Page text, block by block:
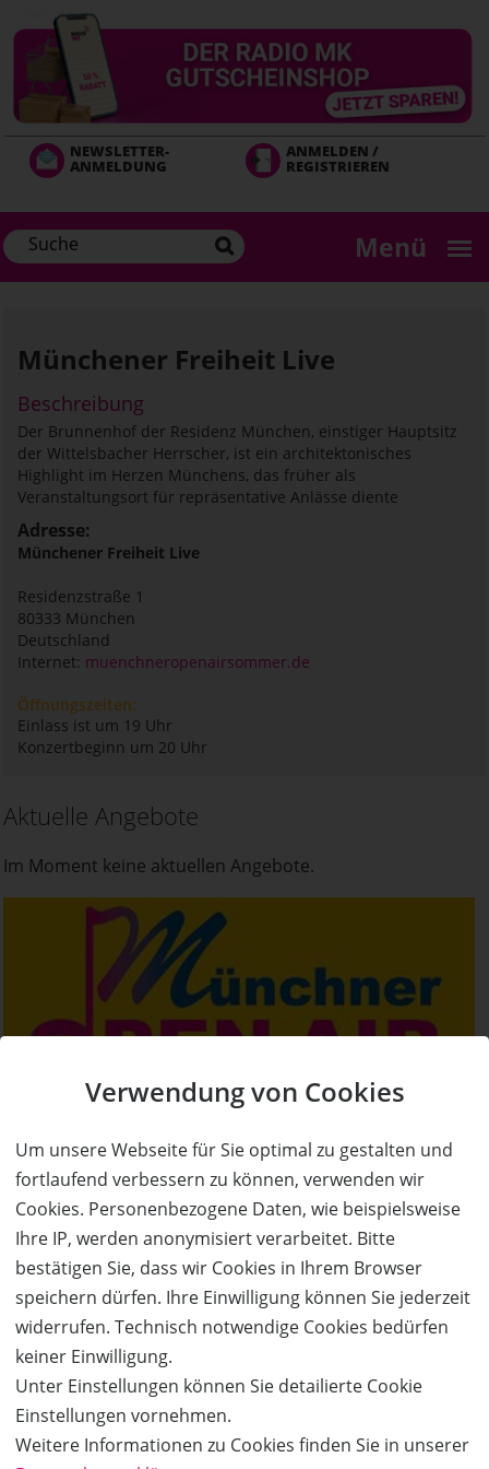
Verwendung von Cookies
Um unsere Webseite für Sie optimal zu gestalten und
fortlaufend verbessern zu können, verwenden wir
Cookies. Personenbezogene Daten, wie beispielsweise
Ihre IP, werden anonymisiert verarbeitet. Bitte
bestätigen Sie, dass wir Cookies in Ihrem Browser
speichern dürfen. Ihre Einwilligung können Sie jederzeit
widerrufen. Technisch notwendige Cookies bedürfen
keiner Einwilligung.
Unter Einstellungen können Sie detailierte Cookie
Einstellungen vornehmen.
Weitere Informationen zu Cookies finden Sie in unserer
zum
Inhalt
NEWSLETTER-
ANMELDUNG
ANMELDEN /
REGISTRIEREN
Menü
Münchener Freiheit Live
Beschreibung
Der Brunnenhof der Residenz München, einstiger Hauptsitz
der Wittelsbacher Herrscher, ist ein architektonisches
Highlight im Herzen Münchens, das früher als
Veranstaltungsort für repräsentative Anlässe diente
Adresse:
Münchener Freiheit Live
Residenzstraße 1
80333 München
Deutschland
Internet: muenchneropenairsommer.de
Öffnungszeiten:
Einlass ist um 19 Uhr
Konzertbeginn um 20 Uhr
Aktuelle Angebote
Im Moment keine aktuellen Angebote.